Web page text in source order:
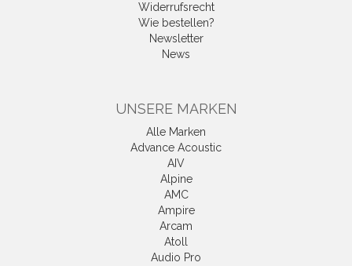
Widerrufsrecht
Wie bestellen?
Newsletter
News
UNSERE MARKEN
Alle Marken
Advance Acoustic
AIV
Alpine
AMC
Ampire
Arcam
Atoll
Audio Pro